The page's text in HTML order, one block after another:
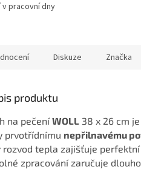
pracovní dny
Diskuze Značka
produktu
na pečeníWOLL 38 x 26 cm
prvotřídnímu nepřilnavému
rozvod tepla zajišťuje
zpracování zaručuje